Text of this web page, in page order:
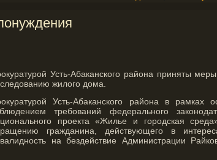
Усть-Абаканского района приняты
жилого дома.
Усть-Абаканского района в рамках
требований федерального
проекта «Жилье и городская
гражданина, действующего в
на бездействие Администрации